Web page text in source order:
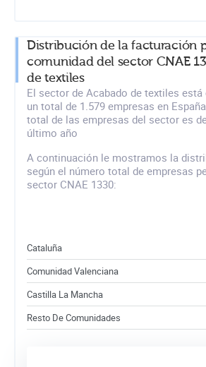
Distribución de la facturación
comunidad del sector CNAE
de textiles
El sector de Acabado de textiles
un total de 1.579 empresas en
total de las empresas del sector es
último año
A continuación le mostramos la
según el número total de empresas
sector CNAE 1330:
Cataluña
Comunidad Valenciana
Castilla La Mancha
Resto De Comunidades